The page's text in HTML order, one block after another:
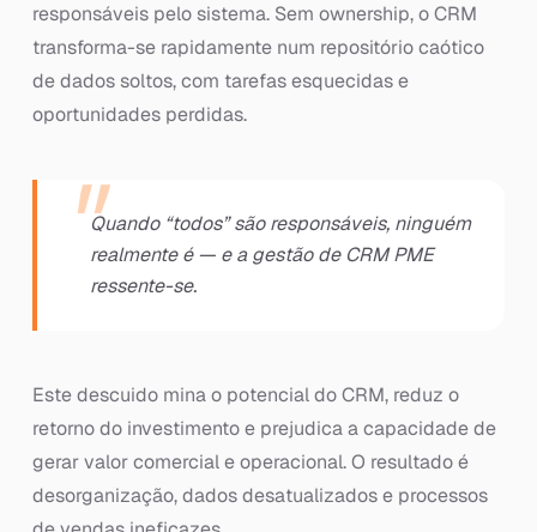
responsáveis pelo sistema. Sem ownership, o CRM
transforma-se rapidamente num repositório caótico
de dados soltos, com tarefas esquecidas e
oportunidades perdidas.
Quando “todos” são responsáveis, ninguém
realmente é — e a gestão de CRM PME
ressente-se.
Este descuido mina o potencial do CRM, reduz o
retorno do investimento e prejudica a capacidade de
gerar valor comercial e operacional. O resultado é
desorganização, dados desatualizados e processos